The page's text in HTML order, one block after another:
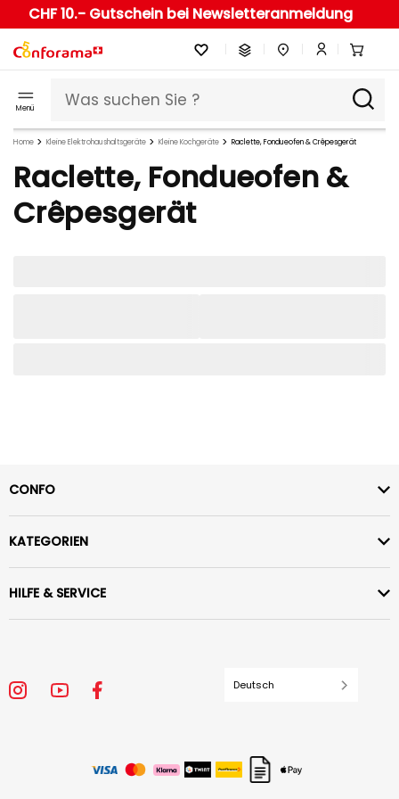
CHF 10.- Gutschein bei Newsletteranmeldung
Menü
Home Kleine Elektrohaushaltsgeräte Kleine Kochgeräte Raclette, Fondueofen & Crêpesgerät
Raclette, Fondueofen &
Crêpesgerät
CONFO
KATEGORIEN
HILFE & SERVICE
Deutsch